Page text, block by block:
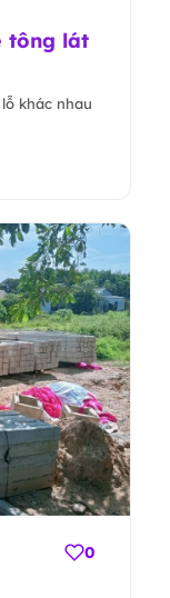
tông lát
khác nhau
0